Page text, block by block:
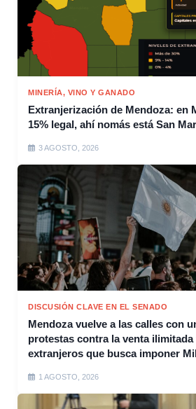
MINERÍA, VINO Y GANADO
Extranjerización de Mendoza: en
15% legal, ahí nomás está San
3 AGOSTO, 2026
DISCUSIÓN CLAVE EN EL SENADO
Mendoza vuelve a las calles con
protestas contra la venta ilimitada
extranjeros que busca imponer
1 AGOSTO, 2026